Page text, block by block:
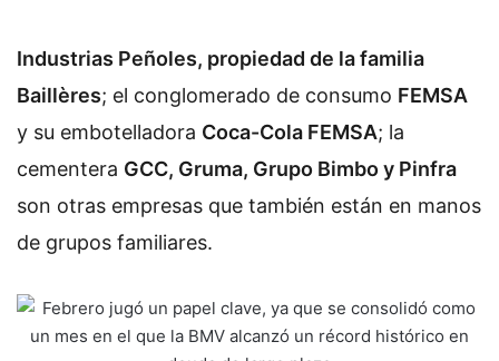
Industrias Peñoles, propiedad de la familia
Baillères; el conglomerado de consumo FEMSA
y su embotelladora Coca-Cola FEMSA; la
cementera GCC, Gruma, Grupo Bimbo y Pinfra
son otras empresas que también están en manos
de grupos familiares.